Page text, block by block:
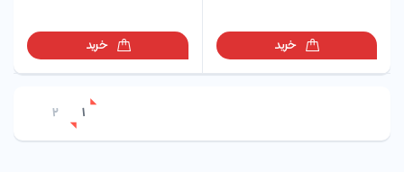
خرید خرید
1
2